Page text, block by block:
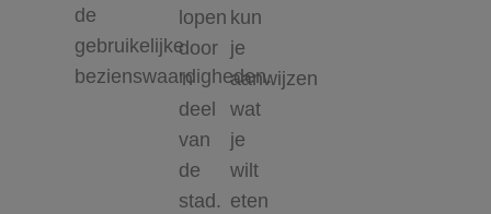
de
gebruikelijke
bezienswaardigheden.
lopen
door
'n
deel
van
de
stad.
kun
je
aanwijzen
wat
je
wilt
eten